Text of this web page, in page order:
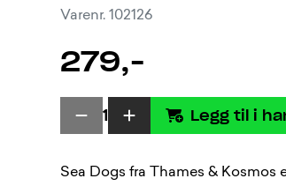
Varenr. 102126
279,-
1 Legg til i
Sea Dogs fra Thames & Kosmos